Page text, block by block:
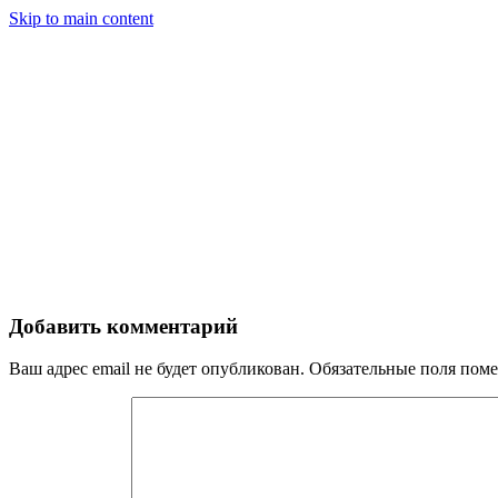
Skip to main content
Добавить комментарий
Ваш адрес email не будет опубликован. Обязательные поля